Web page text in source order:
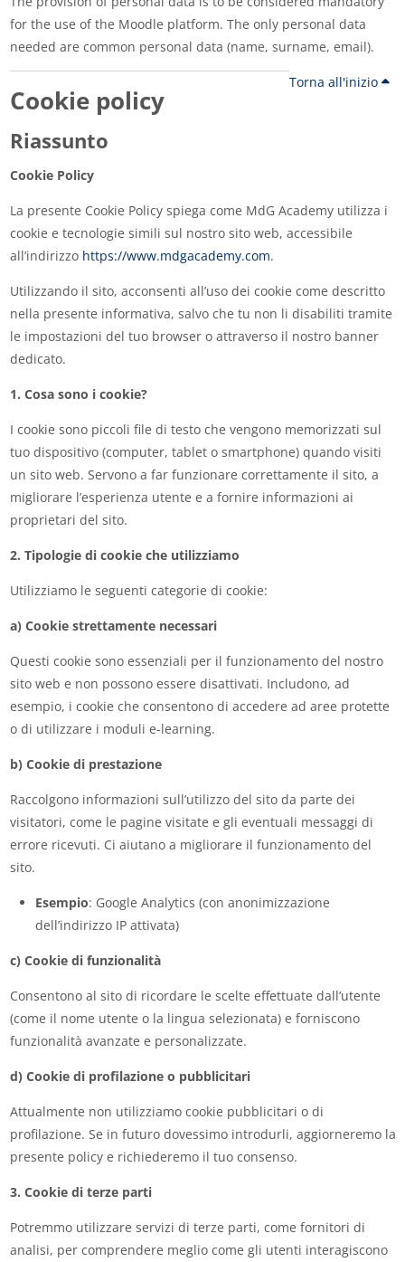
for the use of the Moodle platform. The only personal data
needed are common personal data (name, surname, email).
Torna all'inizio
Cookie policy
Riassunto
Cookie Policy
La presente Cookie Policy spiega come MdG Academy utilizza i
cookie e tecnologie simili sul nostro sito web, accessibile
all’indirizzo https://www.mdgacademy.com.
Utilizzando il sito, acconsenti all’uso dei cookie come descritto
nella presente informativa, salvo che tu non li disabiliti tramite
le impostazioni del tuo browser o attraverso il nostro banner
dedicato.
1. Cosa sono i cookie?
I cookie sono piccoli file di testo che vengono memorizzati sul
tuo dispositivo (computer, tablet o smartphone) quando visiti
un sito web. Servono a far funzionare correttamente il sito, a
migliorare l’esperienza utente e a fornire informazioni ai
proprietari del sito.
2. Tipologie di cookie che utilizziamo
Utilizziamo le seguenti categorie di cookie:
a) Cookie strettamente necessari
Questi cookie sono essenziali per il funzionamento del nostro
sito web e non possono essere disattivati. Includono, ad
esempio, i cookie che consentono di accedere ad aree protette
o di utilizzare i moduli e-learning.
b) Cookie di prestazione
Raccolgono informazioni sull’utilizzo del sito da parte dei
visitatori, come le pagine visitate e gli eventuali messaggi di
errore ricevuti. Ci aiutano a migliorare il funzionamento del
sito.
Esempio: Google Analytics (con anonimizzazione
dell’indirizzo IP attivata)
c) Cookie di funzionalità
Consentono al sito di ricordare le scelte effettuate dall’utente
(come il nome utente o la lingua selezionata) e forniscono
funzionalità avanzate e personalizzate.
d) Cookie di profilazione o pubblicitari
Attualmente non utilizziamo cookie pubblicitari o di
profilazione. Se in futuro dovessimo introdurli, aggiorneremo la
presente policy e richiederemo il tuo consenso.
3. Cookie di terze parti
Potremmo utilizzare servizi di terze parti, come fornitori di
analisi, per comprendere meglio come gli utenti interagiscono